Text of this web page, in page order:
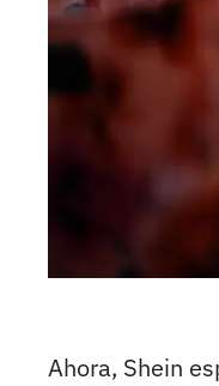
Ahora, Shein